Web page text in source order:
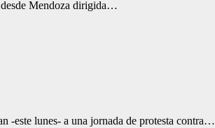
Mendoza dirigida…
-este lunes- a una jornada de protesta contra…